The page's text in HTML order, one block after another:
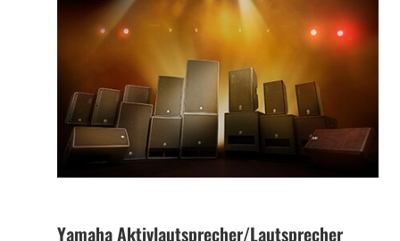
Yamaha Aktivlautsprecher/Lautsprecher